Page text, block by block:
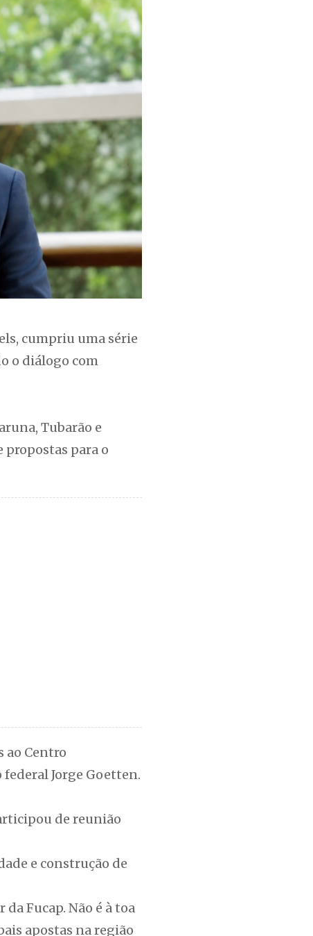
cumpriu uma série
o diálogo com
Tubarão e
propostas para o
ao Centro
federal Jorge Goetten.
de reunião
e construção de
Fucap. Não é à toa
apostas na região